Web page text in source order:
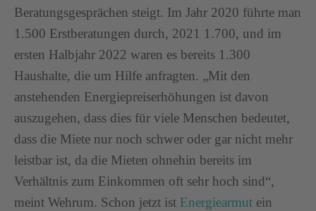
Beratungsgesprächen steigt. Im Jahr 2020 führte man
1.500 Erstberatungen durch, 2021 1.700, und im
ersten Halbjahr 2022 waren es bereits 1.300
Haushalte, die um Hilfe anfragten. „Mit den
anstehenden Energiepreiserhöhungen ist davon
auszugehen, dass dies für viele Menschen bedeutet,
dass die Miete nur noch schwer oder gar nicht mehr
leistbar ist, da die Mieten ohnehin bereits im
Verhältnis zum Einkommen oft sehr hoch sind“,
meint Wehrum. Schon jetzt ist Energiearmut ein